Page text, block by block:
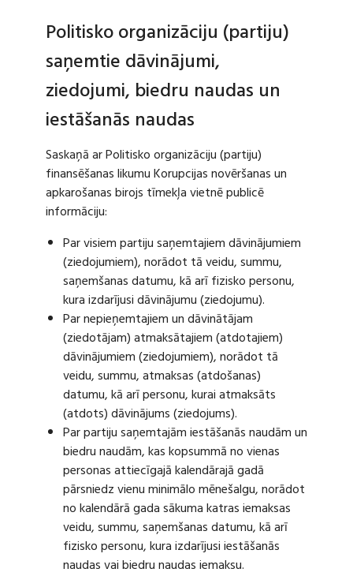
Politisko organizāciju (partiju)
saņemtie dāvinājumi,
ziedojumi, biedru naudas un
iestāšanās naudas
Saskaņā ar Politisko organizāciju (partiju)
finansēšanas likumu Korupcijas novēršanas un
apkarošanas birojs tīmekļa vietnē publicē
informāciju:
Par visiem partiju saņemtajiem dāvinājumiem
(ziedojumiem), norādot tā veidu, summu,
saņemšanas datumu, kā arī fizisko personu,
kura izdarījusi dāvinājumu (ziedojumu).
Par nepieņemtajiem un dāvinātājam
(ziedotājam) atmaksātajiem (atdotajiem)
dāvinājumiem (ziedojumiem), norādot tā
veidu, summu, atmaksas (atdošanas)
datumu, kā arī personu, kurai atmaksāts
(atdots) dāvinājums (ziedojums).
Par partiju saņemtajām iestāšanās naudām un
biedru naudām, kas kopsummā no vienas
personas attiecīgajā kalendārajā gadā
pārsniedz vienu minimālo mēnešalgu, norādot
no kalendārā gada sākuma katras iemaksas
veidu, summu, saņemšanas datumu, kā arī
fizisko personu, kura izdarījusi iestāšanās
naudas vai biedru naudas iemaksu.